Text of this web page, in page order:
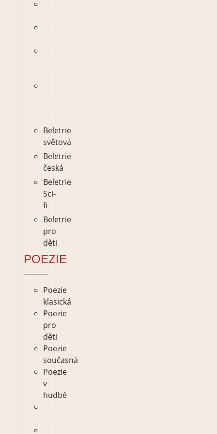
Beletrie
světová
Beletrie
česká
Beletrie
Sci-
fi
Beletrie
pro
děti
POEZIE
Poezie
klasická
Poezie
pro
děti
Poezie
současná
Poezie
v
hudbě